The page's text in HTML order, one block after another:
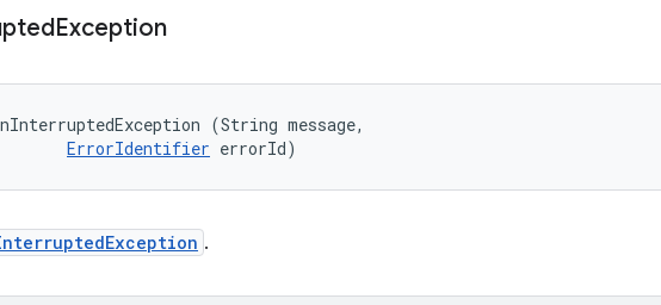
Exception
(String message,
ErrorIdentifier errorId)
.